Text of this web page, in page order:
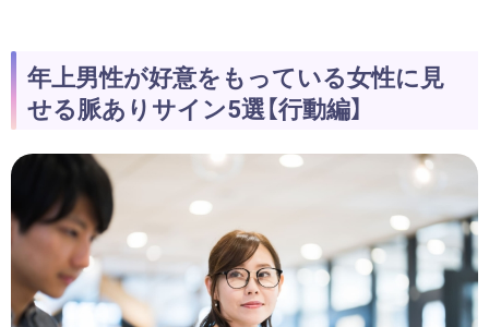
年上男性が好意をもっている女性に見
せる脈ありサイン5選【行動編】